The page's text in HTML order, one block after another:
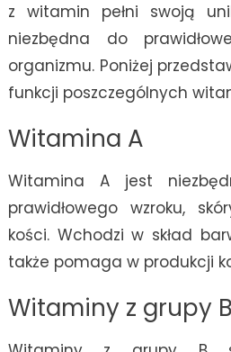
z witamin pełni swoją
niezbędna do
organizmu. Poniżej
funkcji poszczególnych
Witamina A
Witamina A jest
prawidłowego wzroku,
kości. Wchodzi w skład
także pomaga w produkcji
Witaminy z grupy B